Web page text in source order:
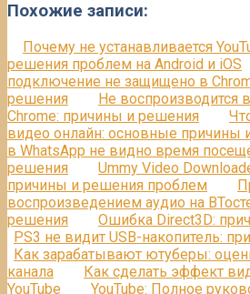
Похожие записи:
Почему не устанавливается
решения проблем на Android и iOS
подключение не защищено в
решения
Не воспроизводится
Chrome: причины и решения
видео онлайн: основные причины
в WhatsApp не видно время
решения
Ummy Video
причины и решения проблем
воспроизведением аудио на
решения
Ошибка Direct3D:
PS3 не видит USB-накопитель:
Как зарабатывают ютуберы:
канала
Как сделать эффект
YouTube
YouTube: Полное